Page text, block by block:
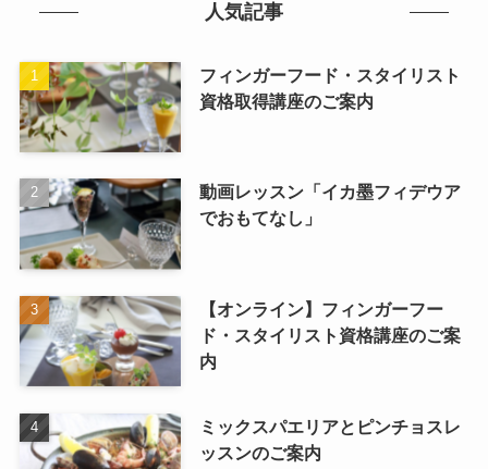
人気記事
フィンガーフード・スタイリスト
資格取得講座のご案内
動画レッスン「イカ墨フィデウア
でおもてなし」
【オンライン】フィンガーフー
ド・スタイリスト資格講座のご案
内
ミックスパエリアとピンチョスレ
ッスンのご案内